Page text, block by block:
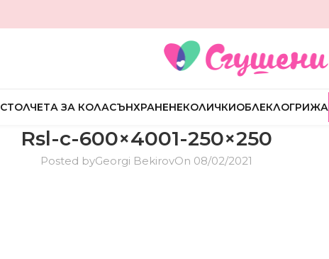
СТОЛЧЕТА ЗА КОЛАСЪНХРАНЕНЕКОЛИЧКИОБЛЕКЛОГРИЖА
Rsl-c-600×4001-250×250
Posted byGeorgi BekirovOn 08/02/2021